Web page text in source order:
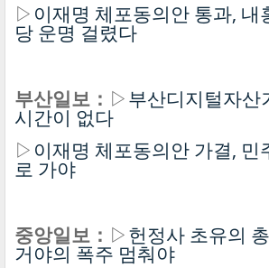
▷ 이재명 체포동의안 통과, 내
당 운명 걸렸다
부산일보： ▷부산디지털자산
시간이 없다
▷ 이재명 체포동의안 가결, 민
로 가야
중앙일보： ▷헌정사 초유의
거야의 폭주 멈춰야